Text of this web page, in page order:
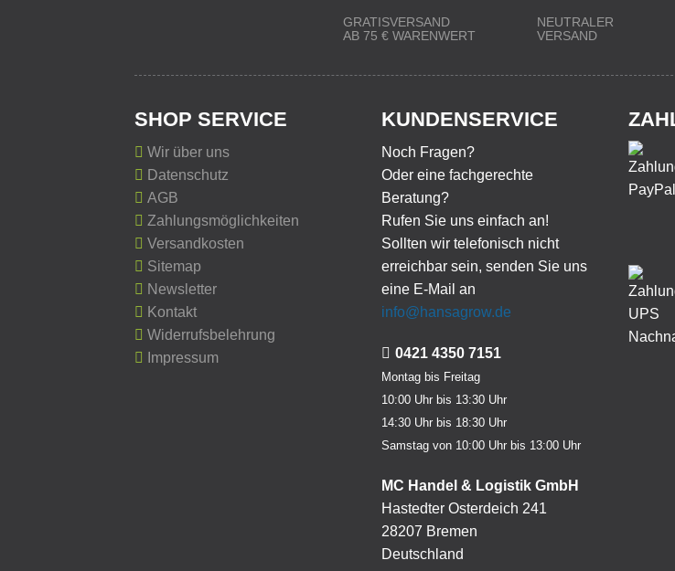
GRATISVERSAND
AB 75 € WARENWERT
NEUTRALER
VERSAND
SHOP SERVICE
Wir über uns
Datenschutz
AGB
Zahlungsmöglichkeiten
Versandkosten
Sitemap
Newsletter
Kontakt
Widerrufsbelehrung
Impressum
KUNDENSERVICE
Noch Fragen?
Oder eine fachgerechte
Beratung?
Rufen Sie uns einfach an!
Sollten wir telefonisch nicht
erreichbar sein, senden Sie uns
eine E-Mail an
info@hansagrow.de
0421 4350 7151
Montag bis Freitag
10:00 Uhr bis 13:30 Uhr
14:30 Uhr bis 18:30 Uhr
Samstag von 10:00 Uhr bis 13:00 Uhr
MC Handel & Logistik GmbH
Hastedter Osterdeich 241
28207 Bremen
Deutschland